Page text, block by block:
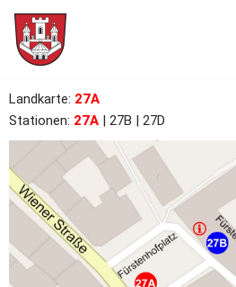
Skip
content
Landkarte: 27A
Stationen: 27A | 27B | 27D